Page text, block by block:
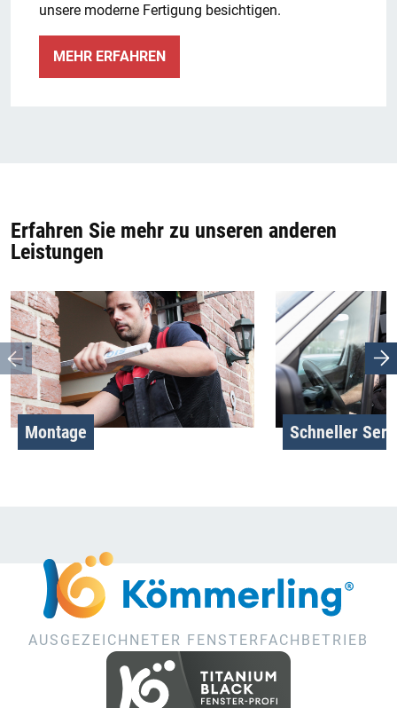
unsere moderne Fertigung besichtigen.
MEHR ERFAHREN
Erfahren Sie mehr zu unseren anderen
Leistungen
Montage Schneller
AUSGEZEICHNETER FENSTERFACHBETRIEB